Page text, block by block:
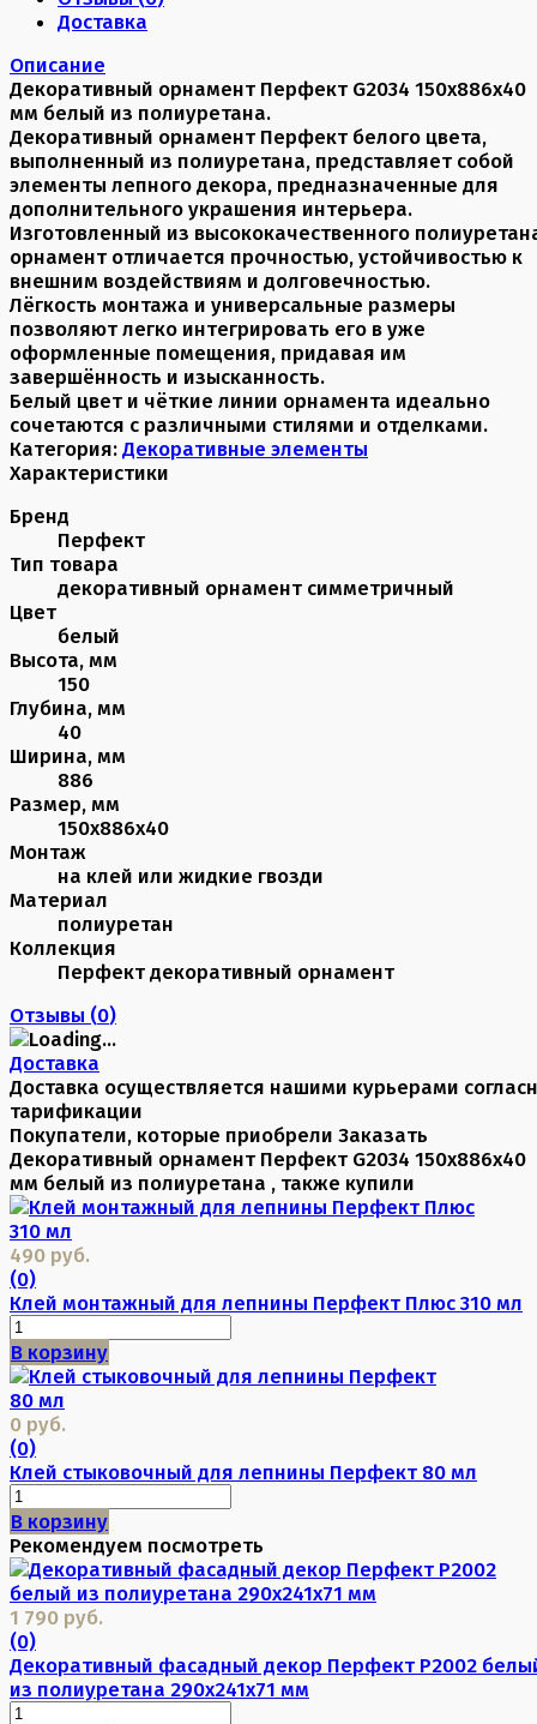
Доставка
Описание
Декоративный орнамент Перфект G2034 150х886х40
мм белый из полиуретана.
Декоративный орнамент Перфект белого цвета,
выполненный из полиуретана, представляет собой
элементы лепного декора, предназначенные для
дополнительного украшения интерьера.
Изготовленный из высококачественного
орнамент отличается прочностью, устойчивостью к
внешним воздействиям и долговечностью.
Лёгкость монтажа и универсальные размеры
позволяют легко интегрировать его в уже
оформленные помещения, придавая им
завершённость и изысканность.
Белый цвет и чёткие линии орнамента идеально
сочетаются с различными стилями и отделками.
Категория: Декоративные элементы
Характеристики
Бренд
Перфект
Тип товара
декоративный орнамент симметричный
Цвет
белый
Высота, мм
150
Глубина, мм
40
Ширина, мм
886
Размер, мм
150х886х40
Монтаж
на клей или жидкие гвозди
Материал
полиуретан
Коллекция
Перфект декоративный орнамент
Отзывы (0)
Доставка
Доставка осуществляется нашими курьерами
тарификации
Покупатели, которые приобрели Заказать
Декоративный орнамент Перфект G2034 150х886х40
мм белый из полиуретана , также купили
490 руб.
(0)
Клей монтажный для лепнины Перфект Плюс 310 мл
В корзину
0 руб.
(0)
Клей стыковочный для лепнины Перфект 80 мл
В корзину
Рекомендуем посмотреть
1 790 руб.
(0)
Декоративный фасадный декор Перфект P2002
из полиуретана 290х241х71 мм